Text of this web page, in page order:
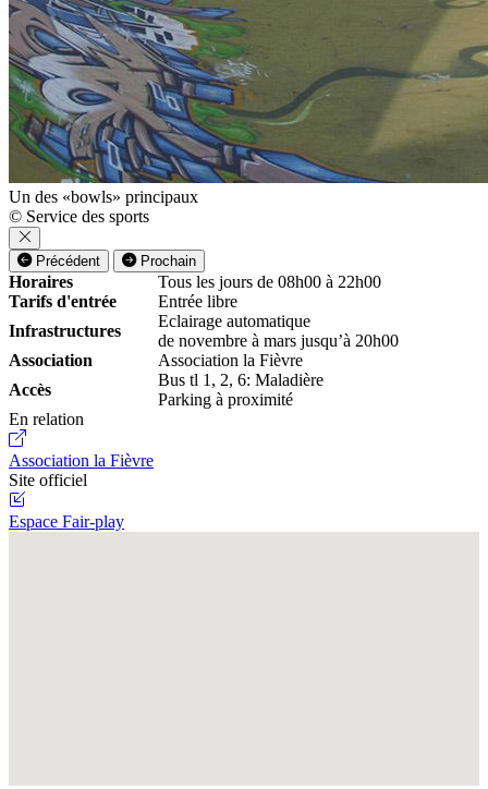
Un des «bowls» principaux
© Service des sports
Précédent Prochain
Horaires
Tous les jours de 08h00 à 22h00
Tarifs d'entrée
Entrée libre
Infrastructures
Eclairage automatique
de novembre à mars jusqu’à 20h00
Association
Association la Fièvre
Accès
Bus tl 1, 2, 6: Maladière
Parking à proximité
En relation
Association la Fièvre
Site officiel
Espace Fair-play